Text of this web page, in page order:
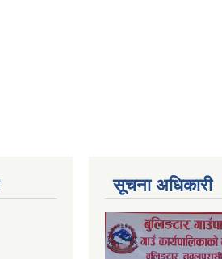
सूचना अधिकारी